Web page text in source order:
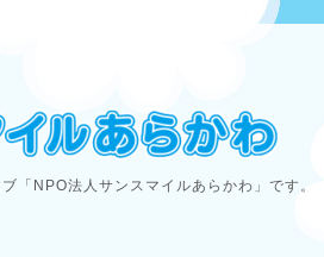
「NPO法人サンスマイルあらかわ」です。